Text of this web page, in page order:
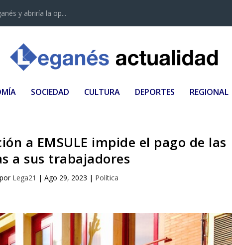
y abriría la op...
SOCIEDAD CULTURA DEPORTES REGIONAL
a EMSULE impide el pago de las
a sus trabajadores
Lega21 | Ago 29, 2023 | Política